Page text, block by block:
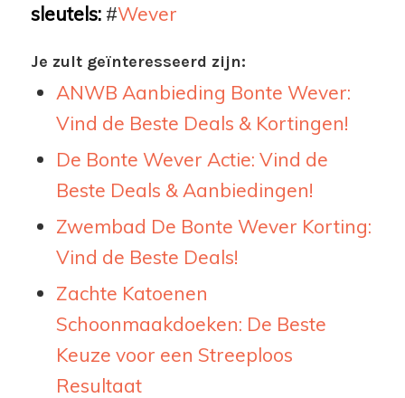
sleutels:#Wever
Je zult geïnteresseerd zijn:
ANWB Aanbieding Bonte Wever:
Vind de Beste Deals & Kortingen!
De Bonte Wever Actie: Vind de
Beste Deals & Aanbiedingen!
Zwembad De Bonte Wever Korting:
Vind de Beste Deals!
Zachte Katoenen
Schoonmaakdoeken: De Beste
Keuze voor een Streeploos
Resultaat